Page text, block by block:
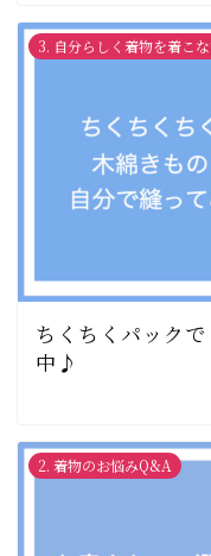
3. 自分らしく着物を着こ
ちくちくパック
中♪
2. 着物のお悩みQ&A